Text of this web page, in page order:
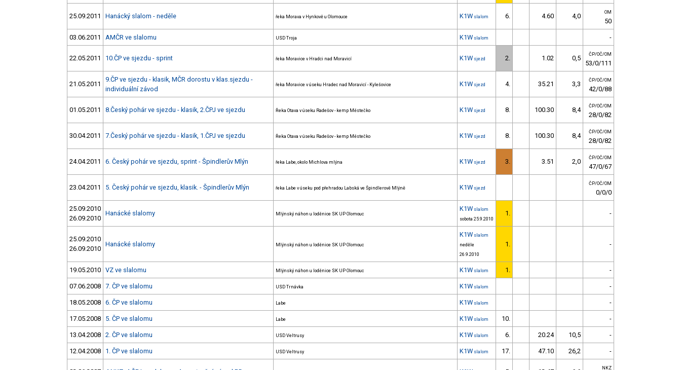
25.09.2011 Hanácký slalom - neděle řeka Morava v Hynkově u Olomouce K1W slalom 6. 4.60 4,0 OM
50
03.06.2011 AMČR ve slalomu USD Troja K1W slalom -
22.05.2011 10.ČP ve sjezdu - sprint řeka Moravice v Hradci nad Moravicí K1W sjezd 2. 1.02 0,5 ČP/OČ/OM
53/0/111
21.05.2011
9.ČP ve sjezdu - klasik, MČR dorostu v klas.sjezdu -
individuální závod
řeka Moravice v úseku Hradec nad Moravicí - Kylešovice K1W sjezd 4. 35.21 3,3 ČP/OČ/OM
42/0/88
01.05.2011 8.Český pohár ve sjezdu - klasik, 2.ČPJ ve sjezdu Řeka Otava v úseku Radešov - kemp Městečko K1W sjezd 8. 100.30 8,4 ČP/OČ/OM
28/0/82
30.04.2011 7.Český pohár ve sjezdu - klasik, 1.ČPJ ve sjezdu Řeka Otava v úseku Radešov - kemp Městečko K1W sjezd 8. 100.30 8,4 ČP/OČ/OM
28/0/82
24.04.2011 6. Český pohár ve sjezdu, sprint - Špindlerův Mlýn řeka Labe, okolo Michlova mlýna K1W sjezd 3. 3.51 2,0 ČP/OČ/OM
47/0/67
23.04.2011 5. Český pohár ve sjezdu, klasik. - Špindlerův Mlýn řeka Labe v úseku pod přehradou Labská ve Špindlerově Mlýně K1W sjezd
ČP/OČ/OM
0/0/0
25.09.2010
26.09.2010
Hanácké slalomy Mlýnský náhon u loděnice SK UP Olomouc
K1W slalom
sobota 25.9.2010
1. -
25.09.2010
26.09.2010
Hanácké slalomy Mlýnský náhon u loděnice SK UP Olomouc
K1W slalom
neděle
26.9.2010
1. -
19.05.2010 VZ ve slalomu Mlýnský náhon u loděnice SK UP Olomouc K1W slalom 1. -
07.06.2008 7. ČP ve slalomu USD Trnávka K1W slalom -
18.05.2008 6. ČP ve slalomu Labe K1W slalom -
17.05.2008 5. ČP ve slalomu Labe K1W slalom 10. -
13.04.2008 2. ČP ve slalomu USD Veltrusy K1W slalom 6. 20.24 10,5 -
12.04.2008 1. ČP ve slalomu USD Veltrusy K1W slalom 17. 47.10 26,2 -
NKZ